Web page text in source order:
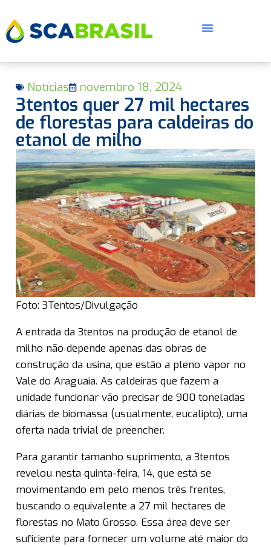
Notícias novembro 18, 2024
3tentos quer 27 mil hectares
de florestas para caldeiras do
etanol de milho
Foto: 3Tentos/Divulgação
A entrada da 3tentos na produção de etanol de
milho não depende apenas das obras de
construção da usina, que estão a pleno vapor no
Vale do Araguaia. As caldeiras que fazem a
unidade funcionar vão precisar de 900 toneladas
diárias de biomassa (usualmente, eucalipto), uma
oferta nada trivial de preencher.
Para garantir tamanho suprimento, a 3tentos
revelou nesta quinta-feira, 14, que está se
movimentando em pelo menos três frentes,
buscando o equivalente a 27 mil hectares de
florestas no Mato Grosso. Essa área deve ser
suficiente para fornecer um volume até maior do